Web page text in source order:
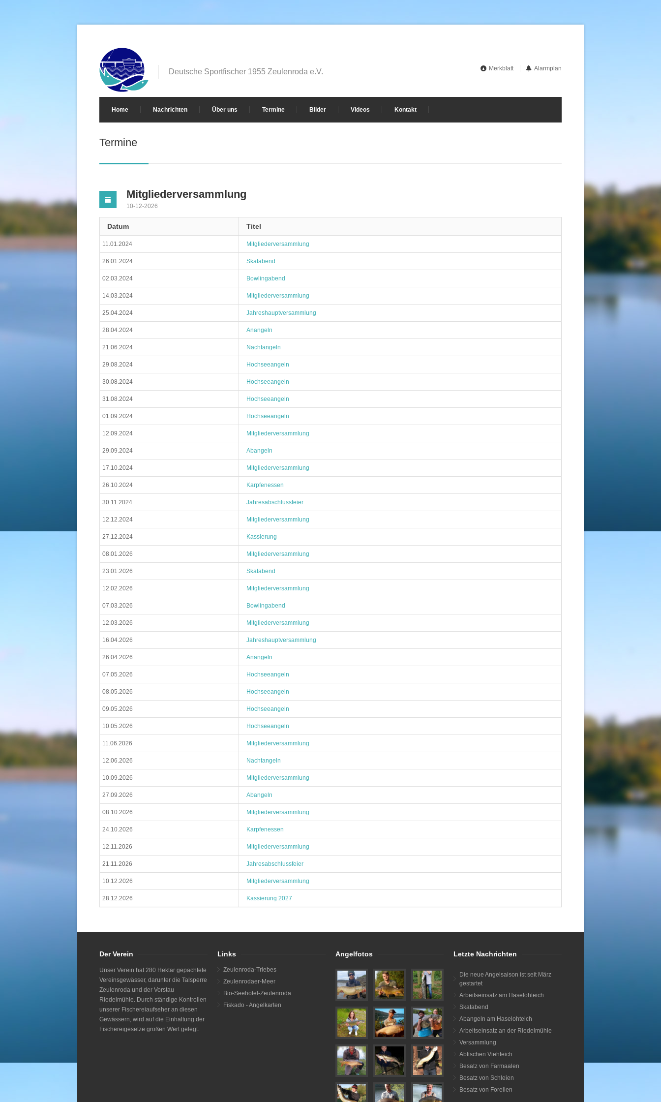
Deutsche Sportfischer 1955 Zeulenroda e.V. Merkblatt Alarmplan
Home Nachrichten Über uns Termine Bilder Videos Kontakt
Termine
Mitgliederversammlung
10-12-2026
Datum Titel
11.01.2024 Mitgliederversammlung
26.01.2024 Skatabend
02.03.2024 Bowlingabend
14.03.2024 Mitgliederversammlung
25.04.2024 Jahreshauptversammlung
28.04.2024 Anangeln
21.06.2024 Nachtangeln
29.08.2024 Hochseeangeln
30.08.2024 Hochseeangeln
31.08.2024 Hochseeangeln
01.09.2024 Hochseeangeln
12.09.2024 Mitgliederversammlung
29.09.2024 Abangeln
17.10.2024 Mitgliederversammlung
26.10.2024 Karpfenessen
30.11.2024 Jahresabschlussfeier
12.12.2024 Mitgliederversammlung
27.12.2024 Kassierung
08.01.2026 Mitgliederversammlung
23.01.2026 Skatabend
12.02.2026 Mitgliederversammlung
07.03.2026 Bowlingabend
12.03.2026 Mitgliederversammlung
16.04.2026 Jahreshauptversammlung
26.04.2026 Anangeln
07.05.2026 Hochseeangeln
08.05.2026 Hochseeangeln
09.05.2026 Hochseeangeln
10.05.2026 Hochseeangeln
11.06.2026 Mitgliederversammlung
12.06.2026 Nachtangeln
10.09.2026 Mitgliederversammlung
27.09.2026 Abangeln
08.10.2026 Mitgliederversammlung
24.10.2026 Karpfenessen
12.11.2026 Mitgliederversammlung
21.11.2026 Jahresabschlussfeier
10.12.2026 Mitgliederversammlung
28.12.2026 Kassierung 2027
Der Verein
Unser Verein hat 280 Hektar gepachtete
Vereinsgewässer, darunter die Talsperre
Zeulenroda und der Vorstau
Riedelmühle. Durch ständige Kontrollen
unserer Fischereiaufseher an diesen
Gewässern, wird auf die Einhaltung der
Fischereigesetze großen Wert gelegt.
Links
Zeulenroda-Triebes
Zeulenrodaer-Meer
Bio-Seehotel-Zeulenroda
Fiskado - Angelkarten
Angelfotos Letzte Nachrichten
Die neue Angelsaison ist seit März
gestartet
Arbeitseinsatz am Haselohteich
Skatabend
Abangeln am Haselohteich
Arbeitseinsatz an der Riedelmühle
Versammlung
Abfischen Viehteich
Besatz von Farmaalen
Besatz von Schleien
Besatz von Forellen